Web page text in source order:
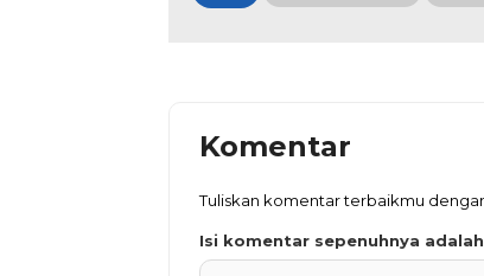
Komentar
Tuliskan komentar terbaikmu
Isi komentar sepenuhnya